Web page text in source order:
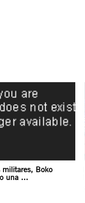
militares, Boko
una ...